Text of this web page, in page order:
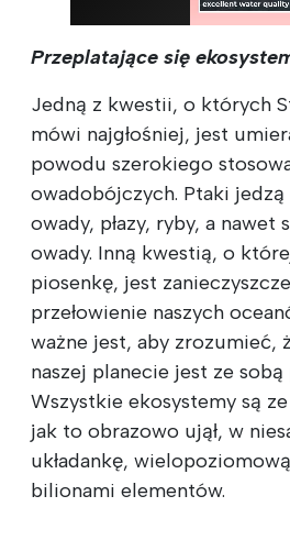
Przeplatające się
Jedną z kwestii, o których
mówi najgłośniej, jest
powodu szerokiego
owadobójczych. Ptaki
owady, płazy, ryby, a nawet
owady. Inną kwestią, o
piosenkę, jest
przełowienie naszych
ważne jest, aby zrozumieć,
naszej planecie jest ze sobą
Wszystkie ekosystemy są
jak to obrazowo ujął, w
układankę,
bilionami elementów.